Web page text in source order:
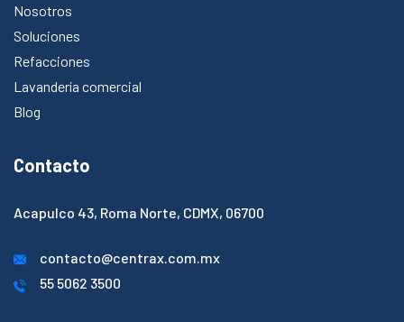
Nosotros
Soluciones
Refacciones
Lavandería comercial
Blog
Contacto
Acapulco 43, Roma Norte, CDMX, 06700​
contacto@centrax.com.mx
55 5062 3500